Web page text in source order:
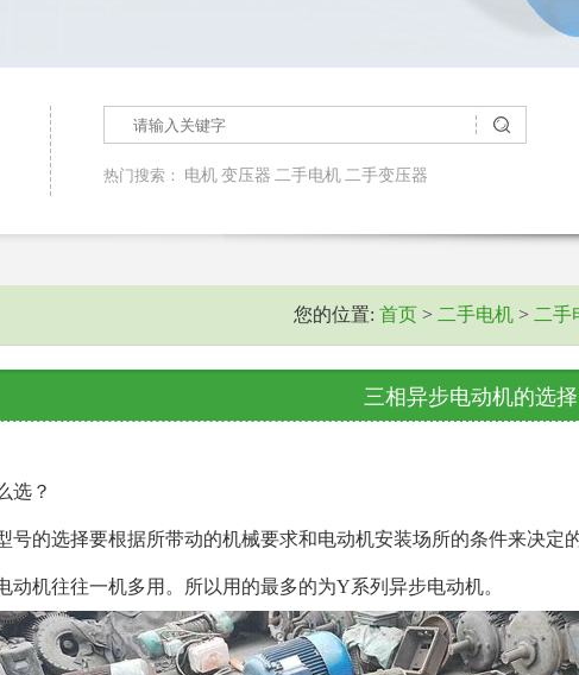
热门搜索： 电机 变压器 二手电机 二手变压器
您的位置: 首页> 二手电机> 二手
三相异步电动机的选择
选？
号的选择要根据所带动的机械要求和电动机安装场所的条件来决定
动机往往一机多用。所以用的最多的为Y系列异步电动机。